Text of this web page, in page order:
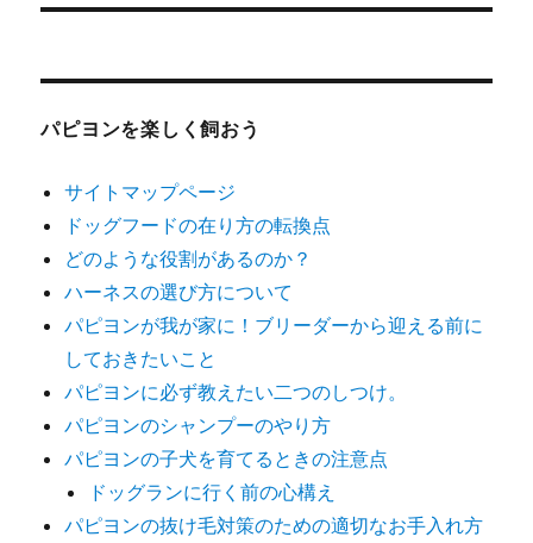
ゲ
ー
シ
ョ
ン
パピヨンを楽しく飼おう
サイトマップページ
ドッグフードの在り方の転換点
どのような役割があるのか？
ハーネスの選び方について
パピヨンが我が家に！ブリーダーから迎える前に
しておきたいこと
パピヨンに必ず教えたい二つのしつけ。
パピヨンのシャンプーのやり方
パピヨンの子犬を育てるときの注意点
ドッグランに行く前の心構え
パピヨンの抜け毛対策のための適切なお手入れ方